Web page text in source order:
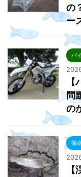
の
ー
バ
問
の
徹